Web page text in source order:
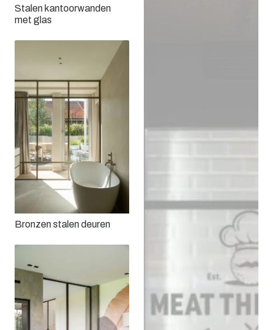
Stalen kantoorwanden
met glas
Bronzen stalen deuren